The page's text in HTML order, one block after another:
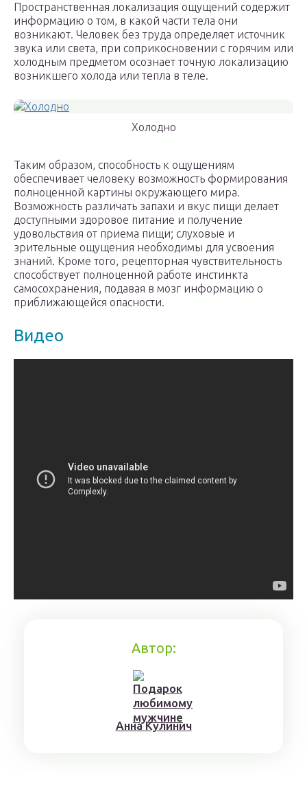
Пространственная локализация ощущений содержит
информацию о том, в какой части тела они
возникают. Человек без труда определяет источник
звука или света, при соприкосновении с горячим или
холодным предметом осознает точную локализацию
возникшего холода или тепла в теле.
Холодно
Таким образом, способность к ощущениям
обеспечивает человеку возможность формирования
полноценной картины окружающего мира.
Возможность различать запахи и вкус пищи делает
доступными здоровое питание и получение
удовольствия от приема пищи; слуховые и
зрительные ощущения необходимы для усвоения
знаний. Кроме того, рецепторная чувствительность
способствует полноценной работе инстинкта
самосохранения, подавая в мозг информацию о
приближающейся опасности.
Видео
Автор:
Aннa Kyлинич